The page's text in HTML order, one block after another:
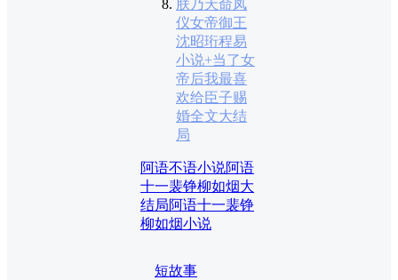
朕乃天命凤
仪女帝御王
沈昭珩程易
小说+当了女
帝后我最喜
欢给臣子赐
婚全文大结
局
阿语不语小说阿语
十一裴铮柳如烟大
结局阿语十一裴铮
柳如烟小说
短故事